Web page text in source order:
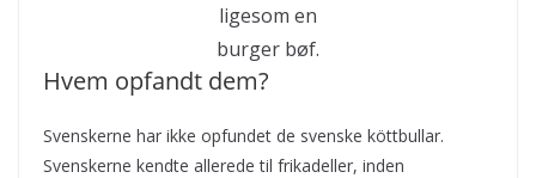
ligesom en
burger bøf.
Hvem opfandt dem?
Svenskerne har ikke opfundet de svenske köttbullar.
Svenskerne kendte allerede til frikadeller, inden